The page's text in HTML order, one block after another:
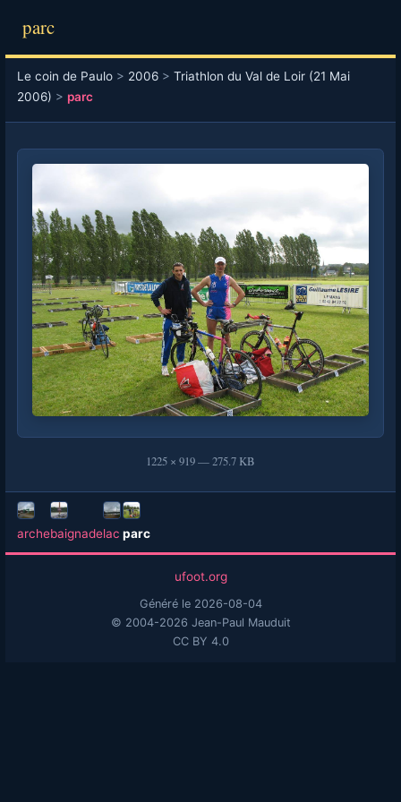
parc
Le coin de Paulo> 2006> Triathlon du Val de Loir (21 Mai
2006) > parc
1225 × 919 — 275.7 KB
archebaignadelac parc
ufoot.org
Généré le 2026-08-04
© 2004-2026 Jean-Paul Mauduit
CC BY 4.0